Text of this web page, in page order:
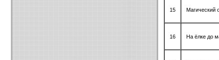
15 Магический
16 На ёлке до